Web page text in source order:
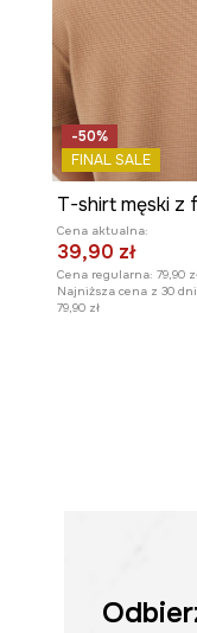
Gładki
codziennej
-50%
FINAL SALE
T-shirt męski z
Cena aktualna:
39,90 zł
Cena regularna: 79,90
Najniższa cena z 30
79,90 zł